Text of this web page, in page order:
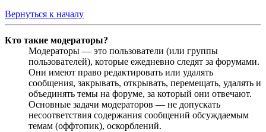
Вернуться к началу
Кто такие модераторы?
Модераторы — это пользователи (или группы
пользователей), которые ежедневно следят за форумами.
Они имеют право редактировать или удалять
сообщения, закрывать, открывать, перемещать, удалять и
объединять темы на форуме, за который они отвечают.
Основные задачи модераторов — не допускать
несоответствия содержания сообщений обсуждаемым
темам (оффтопик), оскорблений.